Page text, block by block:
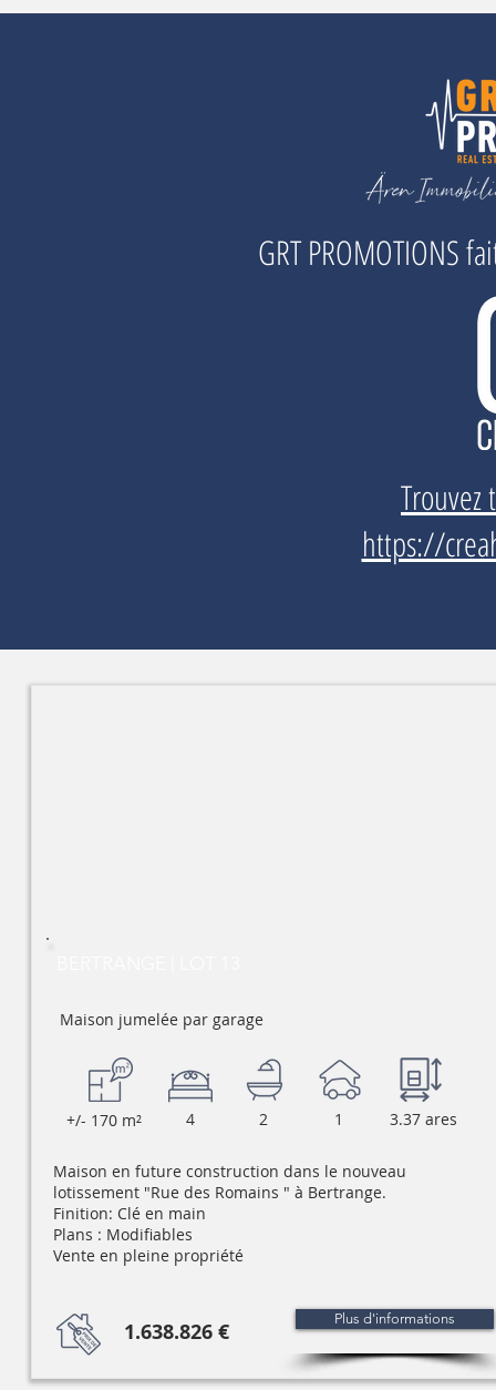
GRT PROMOTIONS
Trouvez
https://
Maison jumelée par garage
+/- 170 m² 4 2 1 3.37 ares
Maison en future construction dans le nouveau
lotissement "Rue des Romains " à Bertrange.
Finition: Clé en main
Plans : Modifiables
Vente en pleine propriété
1.638.826 € Plus d'informations